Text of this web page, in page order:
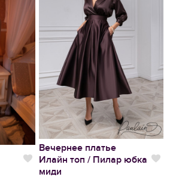
Нравится
Вечернее платье
Илайн топ / Пилар юбка
миди